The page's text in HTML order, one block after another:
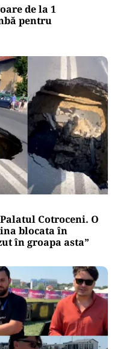
de la 1
pentru
Cotroceni. O
blocata în
în groapa asta”